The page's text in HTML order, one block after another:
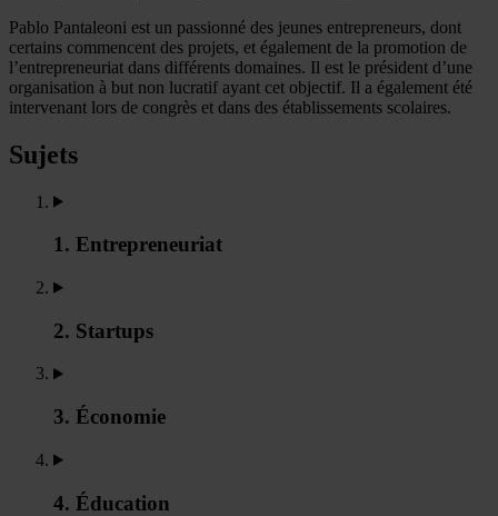
Pablo Pantaleoni est un passionné des jeunes entrepreneurs, dont
certains commencent des projets, et également de la promotion de
l’entrepreneuriat dans différents domaines. Il est le président d’une
organisation à but non lucratif ayant cet objectif. Il a également été
intervenant lors de congrès et dans des établissements scolaires.
Sujets
1. Entrepreneuriat
2. Startups
3. Économie
4. Éducation